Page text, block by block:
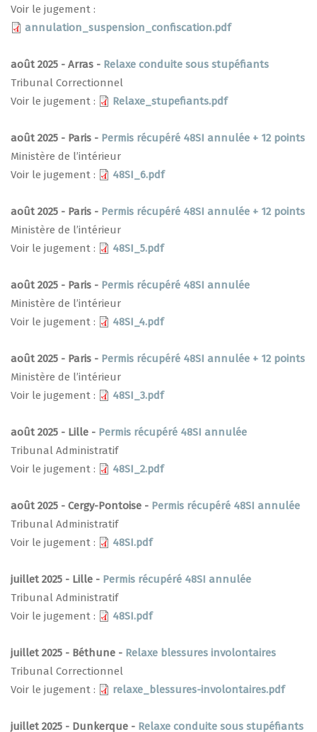
Voir le jugement :
annulation_suspension_confiscation.pdf
août 2025 - Arras - Relaxe conduite sous stupéfiants
Tribunal Correctionnel
Voir le jugement :
Relaxe_stupefiants.pdf
août 2025 - Paris - Permis récupéré 48SI annulée + 12 points
Ministère de l’intérieur
Voir le jugement :
48SI_6.pdf
août 2025 - Paris - Permis récupéré 48SI annulée + 12 points
Ministère de l’intérieur
Voir le jugement :
48SI_5.pdf
août 2025 - Paris - Permis récupéré 48SI annulée
Ministère de l’intérieur
Voir le jugement :
48SI_4.pdf
août 2025 - Paris - Permis récupéré 48SI annulée + 12 points
Ministère de l’intérieur
Voir le jugement :
48SI_3.pdf
août 2025 - Lille - Permis récupéré 48SI annulée
Tribunal Administratif
Voir le jugement :
48SI_2.pdf
août 2025 - Cergy-Pontoise - Permis récupéré 48SI annulée
Tribunal Administratif
Voir le jugement :
48SI.pdf
juillet 2025 - Lille - Permis récupéré 48SI annulée
Tribunal Administratif
Voir le jugement :
48SI.pdf
juillet 2025 - Béthune - Relaxe blessures involontaires
Tribunal Correctionnel
Voir le jugement :
relaxe_blessures-involontaires.pdf
juillet 2025 - Dunkerque - Relaxe conduite sous stupéfiants